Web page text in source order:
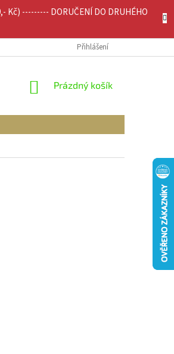
Kč) --------- DORUČENÍ DO DRUHÉHO
Přihlášení
NÁKUPNÍ
Prázdný košík